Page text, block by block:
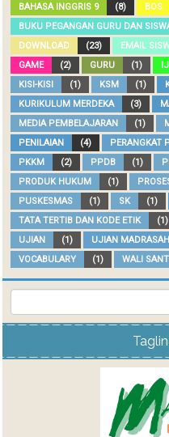
BAHASA INGGRIS 9
(8) BOS
BUKU PEGANGAN GURU DAN
DOWNLOAD
(23) EMAIL
GAME
(2) GURU (1)
KISI-KISI
(1) KSM (1)
KURIKULUM MERDEKA
(3)
MEDIA PEMBELAJARAN
(1)
PENILAIAN
(4) PERANGKAT
PKKM
(2) PPDB (1)
PRODUK HUKUM
(1)
PUSKESMAS
(1) SK (1)
TATA TERTIB DAN KODE ETIK
(1)
UJIAN
(1) UJIAN MADRASAH
VOCABULARY
(1) WALI